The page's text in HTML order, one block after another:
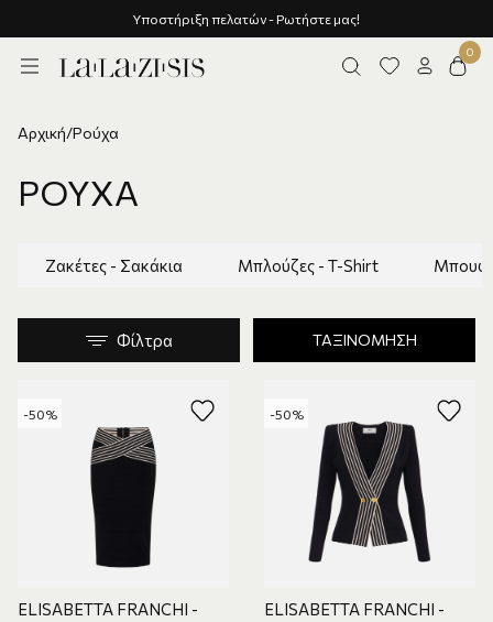
Υποστήριξη πελατών - Ρωτήστε μας!
Αρχική/Ρούχα
ΡΟΎΧΑ
Φίλτρα
Ζακέτες - Σακάκια Μπλούζες - T-Shirt
ΤΑΞΙΝΌΜΗΣΗ
-50%
ELISABETTA FRANCHI -
-50%
ELISABETTA FRANCHI -